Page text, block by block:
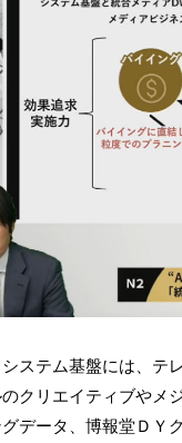
ステム基盤には、テ
クリエイティブやメ
データ、博報堂ＤＹ